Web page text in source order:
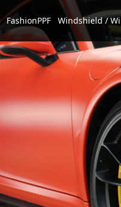
FashionPPF Windshield /